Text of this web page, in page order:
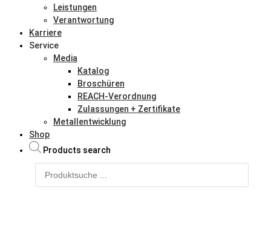
Leistungen
Verantwortung
Karriere
Service
Media
Katalog
Broschüren
REACH-Verordnung
Zulassungen + Zertifikate
Metallentwicklung
Shop
Products search